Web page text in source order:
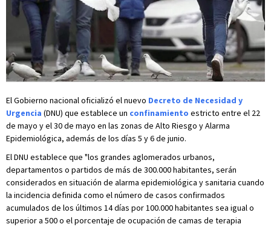
El Gobierno nacional oficializó el nuevo Decreto de Necesidad y
Urgencia (DNU) que establece un confinamiento estricto entre el 22
de mayo y el 30 de mayo en las zonas de Alto Riesgo y Alarma
Epidemiológica, además de los días 5 y 6 de junio.
El DNU establece que "los grandes aglomerados urbanos,
departamentos o partidos de más de 300.000 habitantes, serán
considerados en situación de alarma epidemiológica y sanitaria cuando
la incidencia definida como el número de casos confirmados
acumulados de los últimos 14 días por 100.000 habitantes sea igual o
superior a 500 o el porcentaje de ocupación de camas de terapia